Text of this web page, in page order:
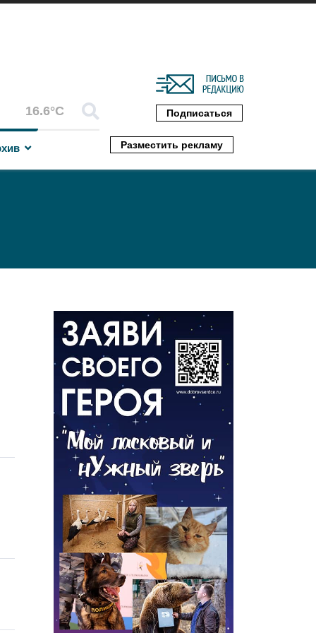
16.6°C Подписаться
Разместить рекламу